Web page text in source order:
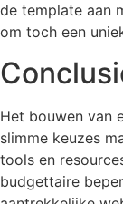
de template aan
om toch een
Het bouwen van
slimme keuzes
tools en
budgettaire